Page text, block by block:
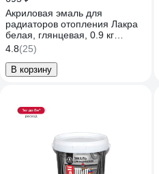
Акриловая эмаль для
радиаторов отопления Лакра
белая, глянцевая, 0.9 кг
90003485883
4.8(25)
В корзину